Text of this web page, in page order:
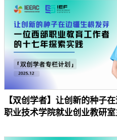
【双创学者】让创新的种
职业技术学院就业创业教研